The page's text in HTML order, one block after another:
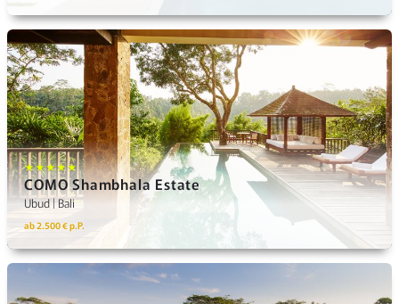
★★★★★
COMO Shambhala Estate
Ubud | Bali
ab 2.500 € p.P.